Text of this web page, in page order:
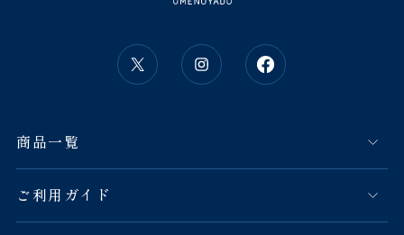
商品一覧
ご利用ガイド